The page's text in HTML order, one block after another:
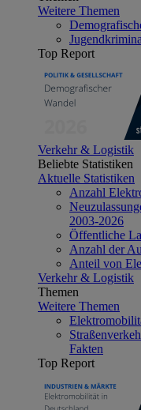
Weitere Themen
Top Report
Verkehr & Logistik
Beliebte Statistiken
Aktuelle Statistiken
Anzahl
2003-2026
Öffentliche
Anzahl der
Anteil von
Verkehr & Logistik
Themen
Weitere Themen
Fakten
Top Report